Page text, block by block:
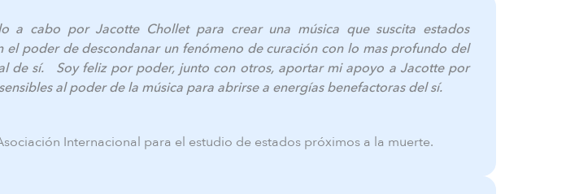
cabo por Jacotte Chollet para crear una música que suscita estados
poder de descondanar un fenómeno de curación con lo mas profundo del
de sí. Soy feliz por poder, junto con otros, aportar mi apoyo a Jacotte por
al poder de la música para abrirse a energías benefactoras del sí.
Internacional para el estudio de estados próximos a la muerte.